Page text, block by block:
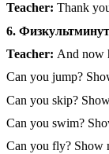
Teacher: Thank
6.
Teacher: And now
Can you jump?
Can you skip?
Can you swim?
Can you fly? Show